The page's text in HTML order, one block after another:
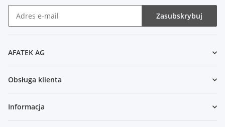
Zasubskrybuj
AFATEK AG
Obsługa klienta
Informacja